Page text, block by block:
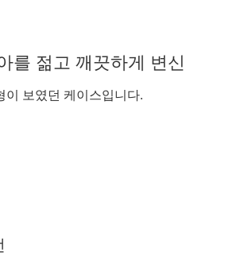
를 젊고 깨끗하게 변신
이 보였던 케이스입니다.